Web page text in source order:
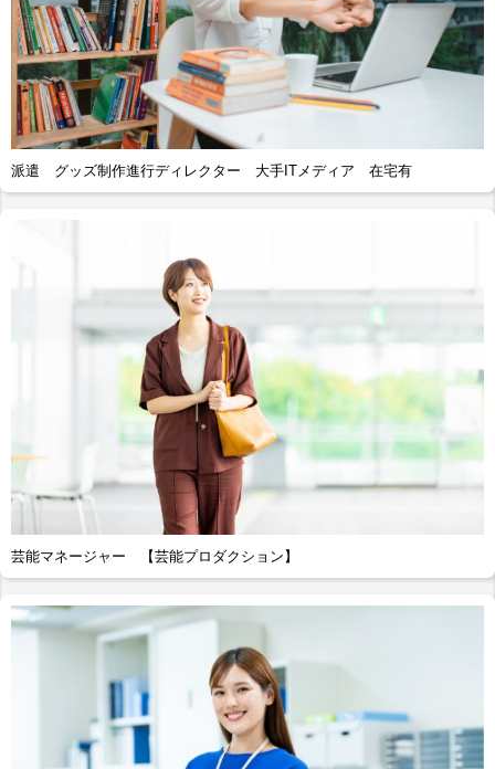
派遣 グッズ制作進行ディレクター 大手ITメディア 在宅有
芸能マネージャー 【芸能プロダクション】